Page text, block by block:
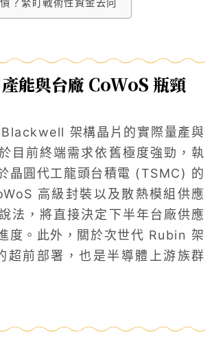
？緊盯戰術性資金去向
能與台廠 CoWoS 瓶頸
架構晶片的實際量產與
目前終端需求依舊極度強勁，執
晶圓代工龍頭台積電 (TSMC) 的
高級封裝以及散熱模組供應
法，將直接決定下半年台廠供應
度。此外，關於次世代 Rubin 架
超前部署，也是半導體上游族群